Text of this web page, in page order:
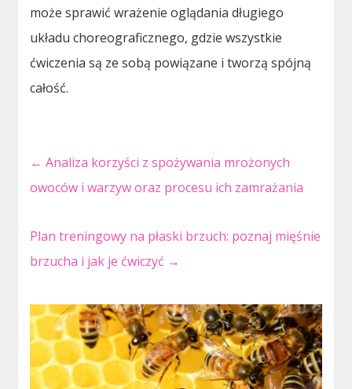
może sprawić wrażenie oglądania długiego
układu choreograficznego, gdzie wszystkie
ćwiczenia są ze sobą powiązane i tworzą spójną
całość.
← Analiza korzyści z spożywania mrożonych
owoców i warzyw oraz procesu ich zamrażania
Plan treningowy na płaski brzuch: poznaj mięśnie
brzucha i jak je ćwiczyć →